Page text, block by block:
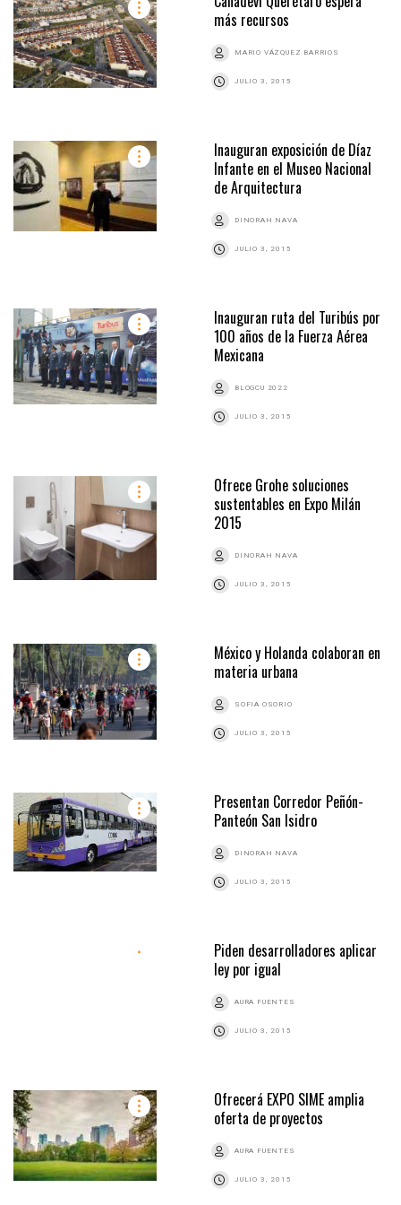
más recursos
MARIO VÁZQUEZ BARRIOS
JULIO 3, 2015
Inauguran exposición de Díaz
Infante en el Museo Nacional
de Arquitectura
DINORAH NAVA
JULIO 3, 2015
Inauguran ruta del Turibús por
100 años de la Fuerza Aérea
Mexicana
BLOGCU 2022
JULIO 3, 2015
Ofrece Grohe soluciones
sustentables en Expo Milán
2015
DINORAH NAVA
JULIO 3, 2015
México y Holanda colaboran en
materia urbana
SOFIA OSORIO
JULIO 3, 2015
Presentan Corredor Peñón-
Panteón San Isidro
DINORAH NAVA
JULIO 3, 2015
Piden desarrolladores aplicar
ley por igual
AURA FUENTES
JULIO 3, 2015
Ofrecerá EXPO SIME amplia
oferta de proyectos
AURA FUENTES
JULIO 3, 2015